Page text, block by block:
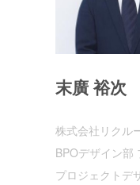
末廣 裕次
株式会社リクル
BPOデザイン部
プロジェクトデ